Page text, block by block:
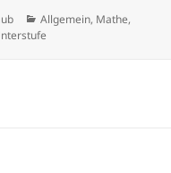
Kategorien
Allgemein, Mathe,